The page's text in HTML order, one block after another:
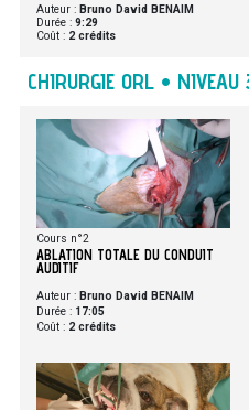
Auteur :Bruno David BENAIM
Durée :9:29
Coût : 2 crédits
CHIRURGIE ORL • NIVEAU
Cours n°2
ABLATION TOTALE DU CONDUIT
AUDITIF
Auteur :Bruno David BENAIM
Durée : 17:05
Coût : 2 crédits